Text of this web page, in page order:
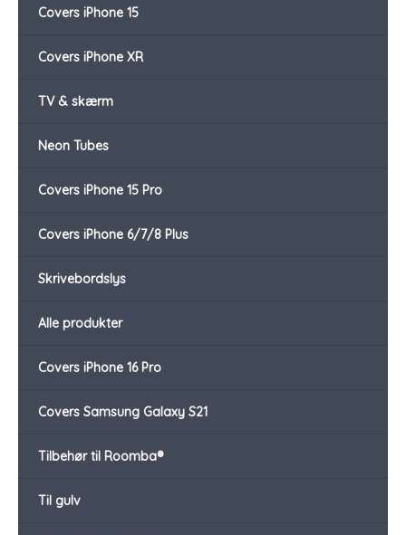
Covers iPhone 15
Covers iPhone XR
TV & skærm
Neon Tubes
Covers iPhone 15 Pro
Covers iPhone 6/7/8 Plus
Skrivebordslys
Alle produkter
Covers iPhone 16 Pro
Covers Samsung Galaxy S21
Tilbehør til Roomba®
Til gulv